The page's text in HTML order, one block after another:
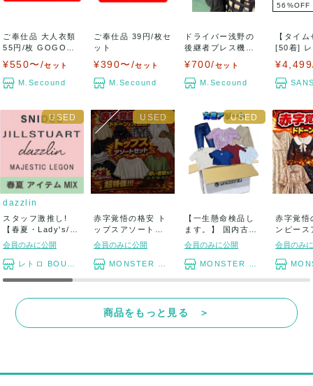
ご奉仕品 大人衣類
55円/枚 GOGOセ
¥550〜/セット
M.Secound
ご奉仕品 39円/枚セ
ット
¥390〜/セット
M.Secound
ドライバー浅野の
後継者プレス機の
セ...
¥700/セット
M.Secound
56 %OFF
【タイ
[50着]
dazzlin
スタッフ激推し!
【春夏・Lady's/
1...
会員のみに公開
レトロ BOUTIQUE
赤字覚悟の格安 ト
ップスアソートセ
ット まとめ売り
会員のみに公開
MONSTER TYM
【一生懸命検品し
ます。】 国内古着
アソートセット ...
会員のみに公開
MONSTER TYM
赤字覚悟
ンピース
セット
会員のみ
商品をもっと見る ＞